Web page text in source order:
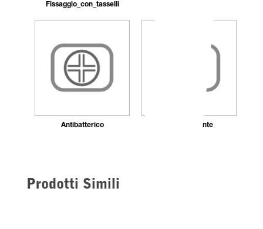
Fissaggio_con_tasselli
Antibatterico Autocentrante
Prodotti Simili